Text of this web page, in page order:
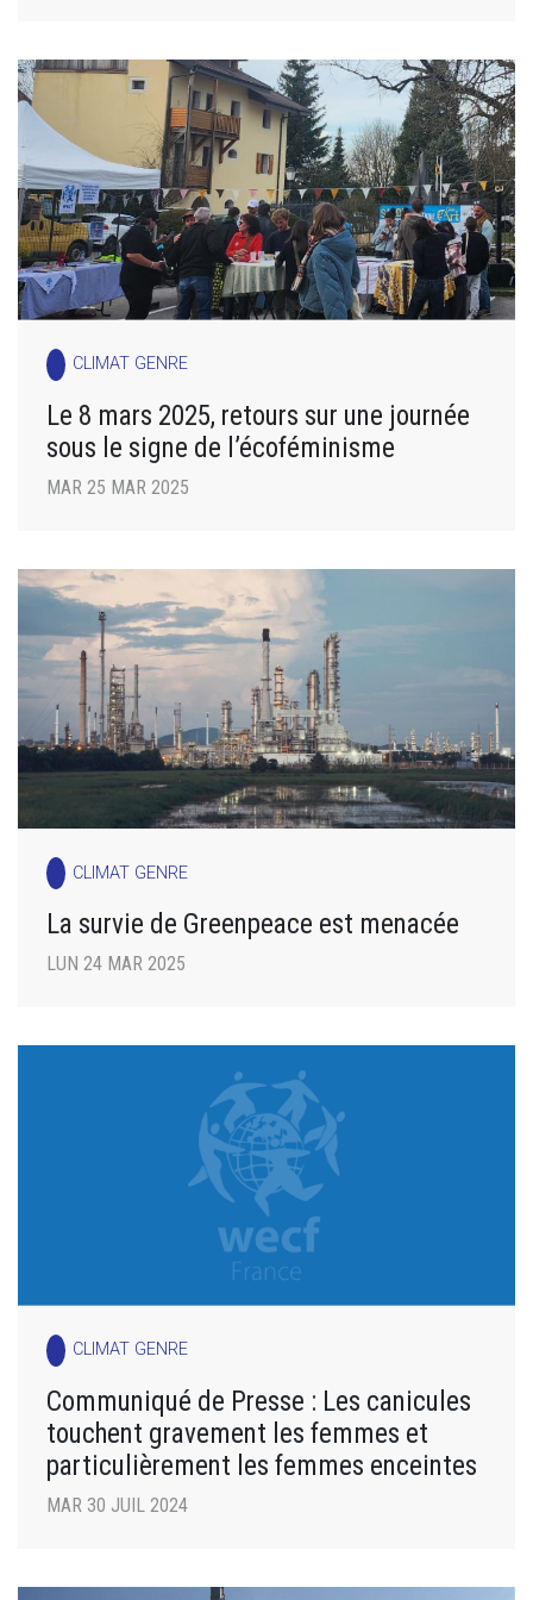
CLIMAT GENRE
Le 8 mars 2025, retours sur une journée
sous le signe de l’écoféminisme
MAR 25 MAR 2025
CLIMAT GENRE
La survie de Greenpeace est menacée
LUN 24 MAR 2025
CLIMAT GENRE
Communiqué de Presse : Les canicules
touchent gravement les femmes et
particulièrement les femmes enceintes
MAR 30 JUIL 2024